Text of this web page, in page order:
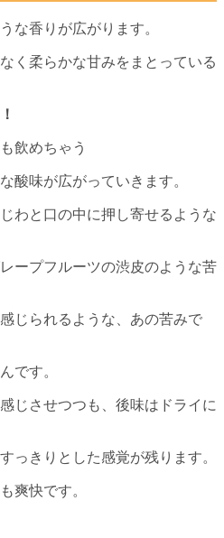
な香りが広がります。
く柔らかな甘みをまとっている
飲めちゃう
酸味が広がっていきます。
わと口の中に押し寄せるような
ープフルーツの渋皮のような苦
じられるような、あの苦みで
です。
じさせつつも、後味はドライに
っきりとした感覚が残ります。
爽快です。